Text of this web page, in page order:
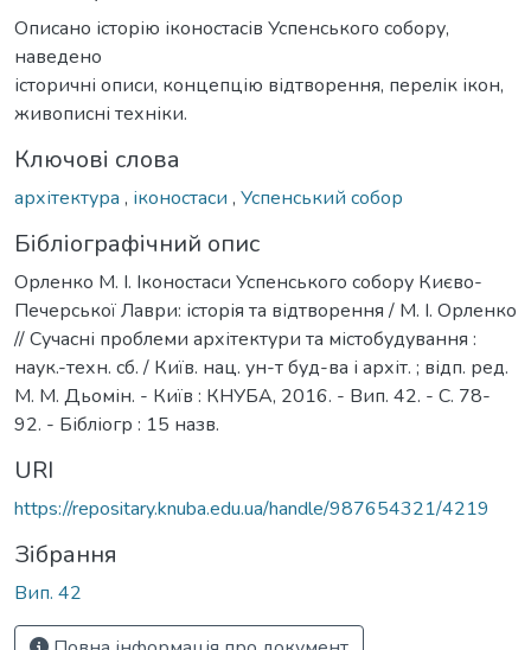
Описано історію іконостасів Успенського собору,
наведено
історичні описи, концепцію відтворення, перелік ікон,
живописні техніки.
Ключові слова
архітектура , іконостаси , Успенський собор
Бібліографічний опис
Орленко М. І. Іконостаси Успенського собору Києво-
Печерської Лаври: історія та відтворення / М. І. Орленко
// Сучасні проблеми архітектури та містобудування :
наук.-техн. сб. / Київ. нац. ун-т буд-ва і архіт. ; відп. ред.
М. М. Дьомін. - Київ : КНУБА, 2016. - Вип. 42. - С. 78-
92. - Бібліогр : 15 назв.
URI
https://repositary.knuba.edu.ua/handle/987654321/4219
Зібрання
Вип. 42